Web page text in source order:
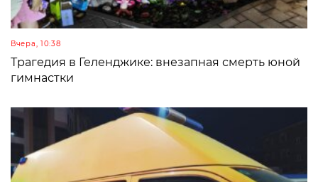
Вчера, 10:38
Трагедия в Геленджике: внезапная смерть юной
гимнастки